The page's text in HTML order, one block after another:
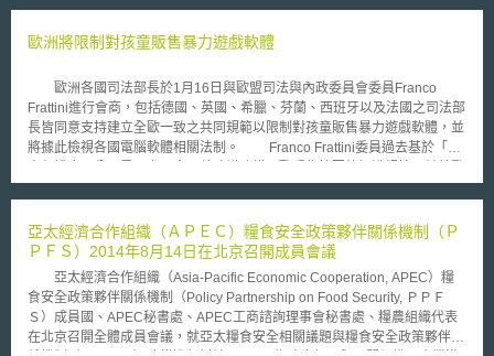
其他車輛或道路基礎設施間的通訊與互動，因此此中心設計並複製模擬真實
雨模擬器；3.洪水模擬器；4. 模擬大樓阻隔，以模擬衛星受干擾的情況； 5.
彎道；6. 道路突起與斜坡；7. 巴士站等設備。其中並設置360度的閉路電視
監視系統（CCTV）：提供LTA監督與研究自駕車行為，並會將資訊回傳至
陸路交通局的智慧交通系統中心，以分析並評估自駕車的上路可行性。
歐洲將限制對孩童販售暴力遊戲軟體
歐洲各國司法部長於1月16日與歐盟司法與內政委員會委員Franco
Frattini進行會商，包括德國、英國、希臘、芬蘭、西班牙以及法國之司法部
長皆同意支持建立全歐一致之共同規範以限制對孩童販售暴力遊戲軟體，並
將據此檢視各國電腦軟體相關法制。 Franco Frattini委員過去基於「兒
以兒童為銷售對象之遊戲業者建立自律規約，惟歐盟最後決議應交由各國政
國－司法部長Brigitte Zypries的支持，並指示相關規範建構之第一步，即是
出版遊戲軟體分級摘要供家長參考，此摘要將很快於歐盟網站上公布。
Zypries認為關於暴力遊戲的限制，歐盟應與國際進行合作溝通，由其針對
美國與日本；Frattini則期望在歐盟27個會員國建構專門針對此類遊戲的標
識規範，至於其他種類之遊戲則仍由各國政府自行管理。 目前國際間
針對暴力遊戲限制，多數國家仍採取提供遊戲分級或相關指導守則之方式，
於歐洲，僅英國與德國特別訂定法律加以規範，尤其在英國，遊戲軟體內容
亞太經濟合作組織（ＡＰＥＣ）糧食安全政策夥伴關係機制（Ｐ
ＰＦＳ）2014年8月14日在北京召開成員會議
亞太經濟合作組織（Asia-Pacific Economic Cooperation, APEC）糧
食安全政策夥伴關係機制（Policy Partnership on Food Security, ＰＰＦ
Ｓ）成員國、APEC秘書處、APEC工商諮詢理事會秘書處、糧農組織代表
在北京召開全體成員會議，就亞太糧食安全相關議題與糧食安全政策夥伴關